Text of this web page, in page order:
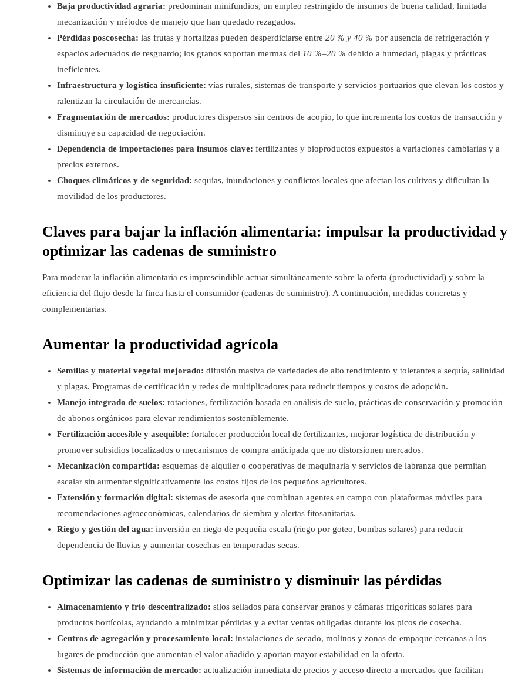
Baja productividad agraria: predominan minifundios, un empleo restringido de insumos de buena calidad, limitada
mecanización y métodos de manejo que han quedado rezagados.
Pérdidas poscosecha: las frutas y hortalizas pueden desperdiciarse entre 20 % y 40 % por ausencia de refrigeración y
espacios adecuados de resguardo; los granos soportan mermas del 10 %–20 % debido a humedad, plagas y prácticas
ineficientes.
Infraestructura y logística insuficiente: vías rurales, sistemas de transporte y servicios portuarios que elevan los costos y
ralentizan la circulación de mercancías.
Fragmentación de mercados: productores dispersos sin centros de acopio, lo que incrementa los costos de transacción y
disminuye su capacidad de negociación.
Dependencia de importaciones para insumos clave: fertilizantes y bioproductos expuestos a variaciones cambiarias y a
precios externos.
Choques climáticos y de seguridad: sequías, inundaciones y conflictos locales que afectan los cultivos y dificultan la
movilidad de los productores.
Claves para bajar la inflación alimentaria: impulsar la productividad y
optimizar las cadenas de suministro
Para moderar la inflación alimentaria es imprescindible actuar simultáneamente sobre la oferta (productividad) y sobre la
eficiencia del flujo desde la finca hasta el consumidor (cadenas de suministro). A continuación, medidas concretas y
complementarias.
Aumentar la productividad agrícola
Semillas y material vegetal mejorado: difusión masiva de variedades de alto rendimiento y tolerantes a sequía, salinidad
y plagas. Programas de certificación y redes de multiplicadores para reducir tiempos y costos de adopción.
Manejo integrado de suelos: rotaciones, fertilización basada en análisis de suelo, prácticas de conservación y promoción
de abonos orgánicos para elevar rendimientos sosteniblemente.
Fertilización accesible y asequible: fortalecer producción local de fertilizantes, mejorar logística de distribución y
promover subsidios focalizados o mecanismos de compra anticipada que no distorsionen mercados.
Mecanización compartida: esquemas de alquiler o cooperativas de maquinaria y servicios de labranza que permitan
escalar sin aumentar significativamente los costos fijos de los pequeños agricultores.
Extensión y formación digital: sistemas de asesoría que combinan agentes en campo con plataformas móviles para
recomendaciones agroeconómicas, calendarios de siembra y alertas fitosanitarias.
Riego y gestión del agua: inversión en riego de pequeña escala (riego por goteo, bombas solares) para reducir
dependencia de lluvias y aumentar cosechas en temporadas secas.
Optimizar las cadenas de suministro y disminuir las pérdidas
Almacenamiento y frío descentralizado: silos sellados para conservar granos y cámaras frigoríficas solares para
productos hortícolas, ayudando a minimizar pérdidas y a evitar ventas obligadas durante los picos de cosecha.
Centros de agregación y procesamiento local: instalaciones de secado, molinos y zonas de empaque cercanas a los
lugares de producción que aumentan el valor añadido y aportan mayor estabilidad en la oferta.
Sistemas de información de mercado: actualización inmediata de precios y acceso directo a mercados que facilitan